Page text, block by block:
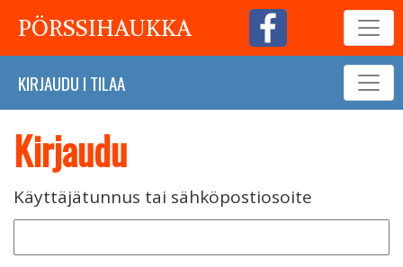
PÖRSSIHAUKKA
KIRJAUDU I TILAA
Kirjaudu
Käyttäjätunnus tai sähköpostiosoite